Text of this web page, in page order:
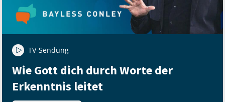
TV-Sendung
Wie Gott dich durch Worte der
Erkenntnis leitet